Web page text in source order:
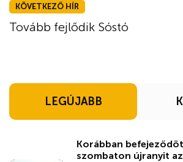
KÖVETKEZŐ HÍR
Tovább fejlődik Sóstó
LEGÚJABB
Korábban
szombaton újranyit az